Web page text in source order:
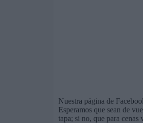
Nuestra página de
Esperamos que sean de
tapa; si no, que para cenas